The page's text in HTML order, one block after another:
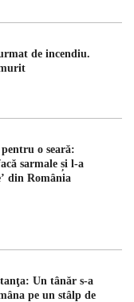
de incendiu.
o seară:
sarmale și l-a
din România
Un tânăr s-a
pe un stâlp de